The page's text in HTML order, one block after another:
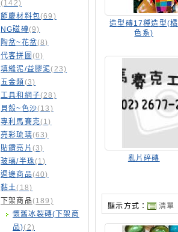
(142)
節慶材料包(69)
NG磁磚(9)
陶盆~花盆(8)
代客拼圖 (0)
填縫泥/益膠泥(23)
五金類 (3)
工具和網子(28)
貝殼~色沙(13)
專利馬賽克(1)
亮彩琉璃(63)
貼鑽亮片 (3)
玻璃/半珠(1)
週邊商品(40)
黏土(18)
下架商品(189)
懷舊冰裂磚(下架商
品)(2)
造型磚17種造型(橘
色系)
亂片碎磚
顯示方式： 清單